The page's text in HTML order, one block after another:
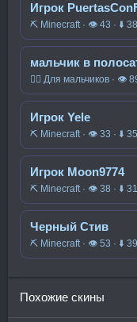
Игрок
⛏️ Minecraft · 👁 43 · ⬇ 38
мальчик в
🧍‍♂️ Для мальчиков · 👁
Игрок Yele
⛏️ Minecraft · 👁 33 · ⬇ 35
Игрок Moon9774
⛏️ Minecraft · 👁 38 · ⬇ 31
Черный Стив
⛏️ Minecraft · 👁 53 · ⬇ 39
Похожие скины